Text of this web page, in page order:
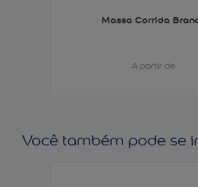
Massa Corrida
A partir de
Você também pode se